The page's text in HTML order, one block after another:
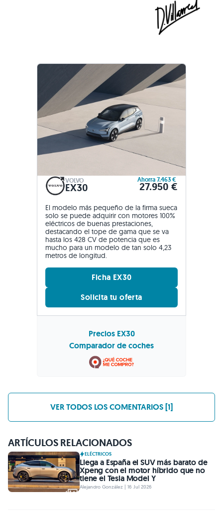
VOLVO
EX30
Ahorra 7.463 €
27.950 €
El modelo más pequeño de la firma sueca
solo se puede adquirir con motores 100%
eléctricos de buenas prestaciones,
destacando el tope de gama que se va
hasta los 428 CV de potencia que es
mucho para un modelo de tan solo 4,23
metros de longitud.
Ficha EX30
Solicita tu oferta
Precios EX30
Comparador de coches
VER TODOS LOS COMENTARIOS [1]
ARTÍCULOS RELACIONADOS
ELÉCTRICOS
Llega a España el SUV más barato de
Xpeng con el motor híbrido que no
tiene el Tesla Model Y
Alejandro González | 16 Jul 2026